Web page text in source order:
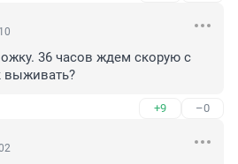
36 часов ждем скорую с
выживать?
+9 –0